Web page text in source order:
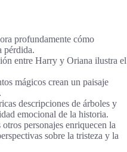
profundamente cómo
pérdida.
entre Harry y Oriana ilustra el
mágicos crean un paisaje
descripciones de árboles y
emocional de la historia.
otros personajes enriquecen la
sobre la tristeza y la